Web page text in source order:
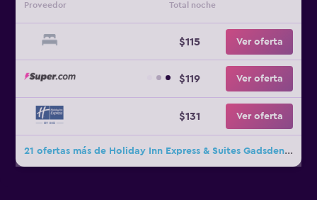
Proveedor Total noche
$115 Ver oferta
$119 Ver oferta
$131 Ver oferta
21 ofertas más de Holiday Inn Express & Suites Gadsden W-Near Attalla By IHG